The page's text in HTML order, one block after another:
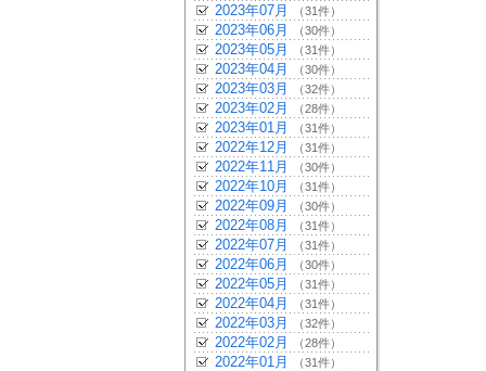
2023年07月 （31件）
2023年06月 （30件）
2023年05月 （31件）
2023年04月 （30件）
2023年03月 （32件）
2023年02月 （28件）
2023年01月 （31件）
2022年12月 （31件）
2022年11月 （30件）
2022年10月 （31件）
2022年09月 （30件）
2022年08月 （31件）
2022年07月 （31件）
2022年06月 （30件）
2022年05月 （31件）
2022年04月 （31件）
2022年03月 （32件）
2022年02月 （28件）
2022年01月 （31件）